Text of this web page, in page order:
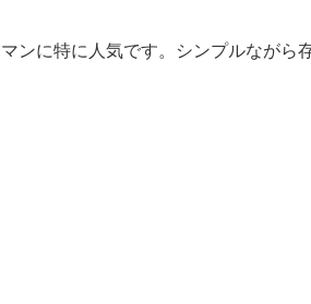
ンに特に人気です。シンプルながら